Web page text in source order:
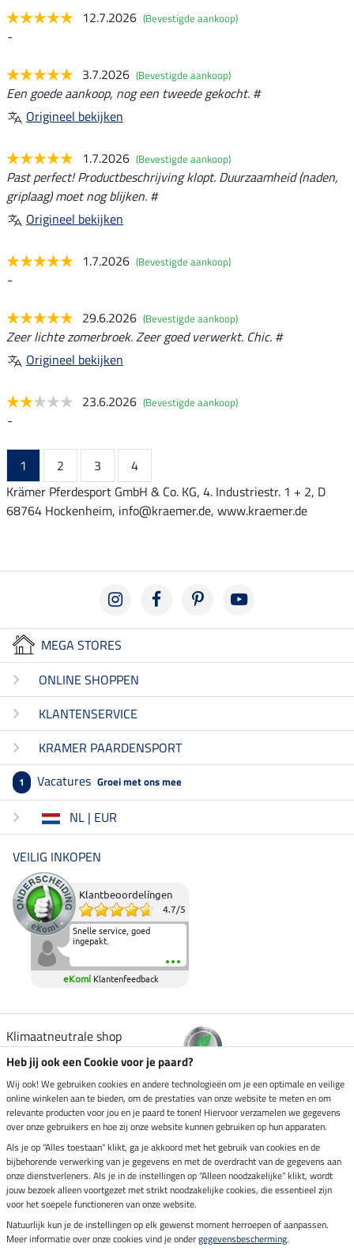
12.7.2026 (Bevestigde aankoop)
-
3.7.2026 (Bevestigde aankoop)
Een goede aankoop, nog een tweede gekocht. #
Origineel bekijken
1.7.2026 (Bevestigde aankoop)
Past perfect! Productbeschrijving klopt. Duurzaamheid (naden,
griplaag) moet nog blijken. #
Origineel bekijken
1.7.2026 (Bevestigde aankoop)
-
29.6.2026 (Bevestigde aankoop)
Zeer lichte zomerbroek. Zeer goed verwerkt. Chic. #
Origineel bekijken
23.6.2026 (Bevestigde aankoop)
-
1 2 3
4
Krämer Pferdesport GmbH & Co. KG, 4. Industriestr. 1 + 2, D
68764 Hockenheim, info@kraemer.de, www.kraemer.de
MEGA STORES
ONLINE SHOPPEN
KLANTENSERVICE
KRAMER PAARDENSPORT
1 Vacatures Groei met ons mee
NL | EUR
VEILIG INKOPEN
Klantbeoordelingen
4.7/5
Snelle service, goed
ingepakt.
eKomi Klantenfeedback
Klimaatneutrale shop
Verzending per
Veilig betalen met
Impressum
Heb jij ook een Cookie voor je paard?
Wij ook! We gebruiken cookies en andere technologieën om je een optimale en veilige
online winkelen aan te bieden, om de prestaties van onze website te meten en om
relevante producten voor jou en je paard te tonen! Hiervoor verzamelen we gegevens
over onze gebruikers en hoe zij onze website kunnen gebruiken op hun apparaten.
Als je op "Alles toestaan" klikt, ga je akkoord met het gebruik van cookies en de
bijbehorende verwerking van je gegevens en met de overdracht van de gegevens aan
onze dienstverleners. Als je in de instellingen op "Alleen noodzakelijke" klikt, wordt
jouw bezoek alleen voortgezet met strikt noodzakelijke cookies, die essentieel zijn
voor het soepele functioneren van onze website.
Natuurlijk kun je de instellingen op elk gewenst moment herroepen of aanpassen.
Meer informatie over onze cookies vind je ondergegevensbescherming.